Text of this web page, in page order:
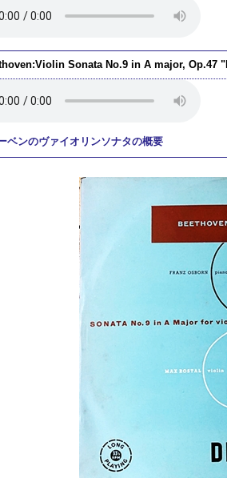
Sonata No.9 in A major, Op.47
ベンのヴァイオリンソナタの概要